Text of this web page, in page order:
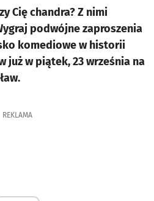
Cię chandra? Z nimi
podwójne zaproszenia
komediowe w historii
już w piątek, 23 września na
REKLAMA